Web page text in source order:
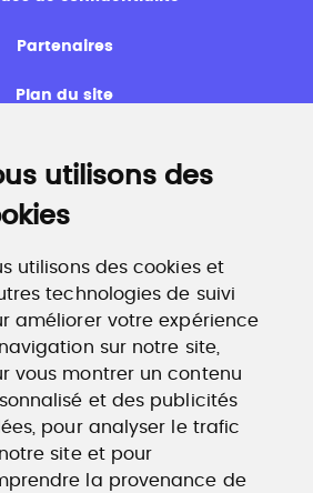
utilisons des
utilisons des cookies et
technologies de suivi
améliorer votre expérience
sur notre site,
vous montrer un contenu
et des publicités
pour analyser le trafic
site et pour
la provenance de
Partenaires
Plan du site
Emploi
culturel 784.000 visites et
Formation
des formations aux métiers
de la culture.
formation.com
professionnel
coaching, techniques de